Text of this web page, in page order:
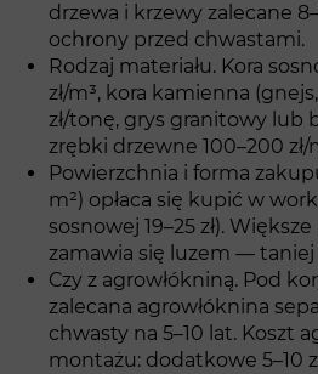
drzewa i krzewy zalecane
ochrony przed chwastami.
Rodzaj materiału. Kora
zł/m³, kora kamienna
zł/tonę, grys granitowy lub
zrębki drzewne 100–200 zł/
Powierzchnia i forma
m²) opłaca się kupić w
sosnowej 19–25 zł).
zamawia się luzem — taniej
Czy z agrowłókniną. Pod
zalecana agrowłóknina
chwasty na 5–10 lat. Koszt
montażu: dodatkowe 5–10